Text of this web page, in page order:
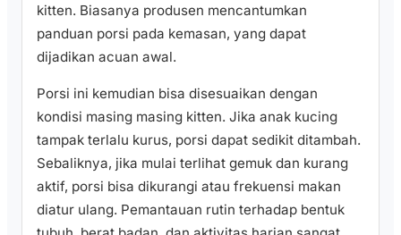
kitten. Biasanya produsen mencantumkan
panduan porsi pada kemasan, yang dapat
dijadikan acuan awal.
Porsi ini kemudian bisa disesuaikan dengan
kondisi masing masing kitten. Jika anak kucing
tampak terlalu kurus, porsi dapat sedikit ditambah.
Sebaliknya, jika mulai terlihat gemuk dan kurang
aktif, porsi bisa dikurangi atau frekuensi makan
diatur ulang. Pemantauan rutin terhadap bentuk